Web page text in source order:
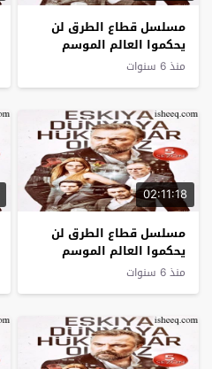
مسلسل قطاع الطرق لن
يحكموا العالم الموسم
الخامس الحلقة 24
منذ 6 سنوات
02:11:18
مسلسل قطاع الطرق لن
يحكموا العالم الموسم
الخامس الحلقة 22
منذ 6 سنوات